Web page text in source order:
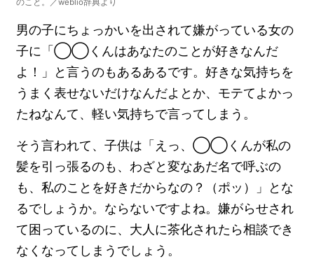
男の子にちょっかいを出されて嫌がっている女の
子に「◯◯くんはあなたのことが好きなんだ
よ！」と言うのもあるあるです。好きな気持ちを
うまく表せないだけなんだよとか、モテてよかっ
たねなんて、軽い気持ちで言ってしまう。
そう言われて、子供は「えっ、◯◯くんが私の
髪を引っ張るのも、わざと変なあだ名で呼ぶの
も、私のことを好きだからなの？（ポッ）」とな
るでしょうか。ならないですよね。嫌がらせされ
て困っているのに、大人に茶化されたら相談でき
なくなってしまうでしょう。